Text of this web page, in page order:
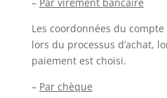
Les coordonnées du
lors du processus d’achat,
paiement est choisi.
– Par chèque